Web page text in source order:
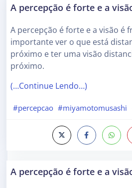
A percepção é forte e a
A percepção é forte e a visão é
importante ver o que está
próximo e ter uma visão
próximo.
(…Continue Lendo…)
#percepcao #miyamotomusashi
A percepção é forte e a